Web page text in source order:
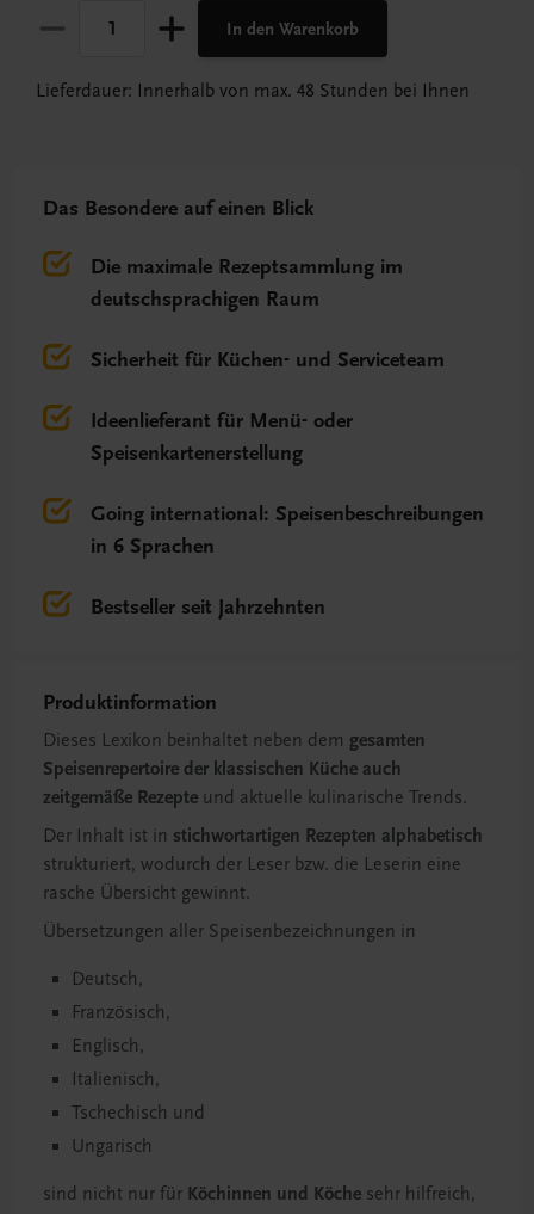
In den Warenkorb
Lieferdauer: Innerhalb von max. 48 Stunden bei Ihnen
Das Besondere auf einen Blick
Die maximale Rezeptsammlung im
deutschsprachigen Raum
Sicherheit für Küchen- und Serviceteam
Ideenlieferant für Menü- oder
Speisenkartenerstellung
Going international: Speisenbeschreibungen
in 6 Sprachen
Bestseller seit Jahrzehnten
Produktinformation
Dieses Lexikon beinhaltet neben dem gesamten
Speisenrepertoire der klassischen Küche auch
zeitgemäße Rezepte und aktuelle kulinarische Trends.
Der Inhalt ist in stichwortartigen Rezepten alphabetisch
strukturiert, wodurch der Leser bzw. die Leserin eine
rasche Übersicht gewinnt.
Übersetzungen aller Speisenbezeichnungen in
Deutsch,
Französisch,
Englisch,
Italienisch,
Tschechisch und
Ungarisch
sind nicht nur für Köchinnen und Köche sehr hilfreich,